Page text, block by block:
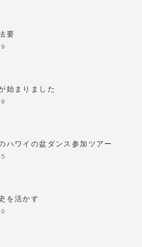
要
始まりました
ハワイの盆ダンス参加ツアー
を活かす